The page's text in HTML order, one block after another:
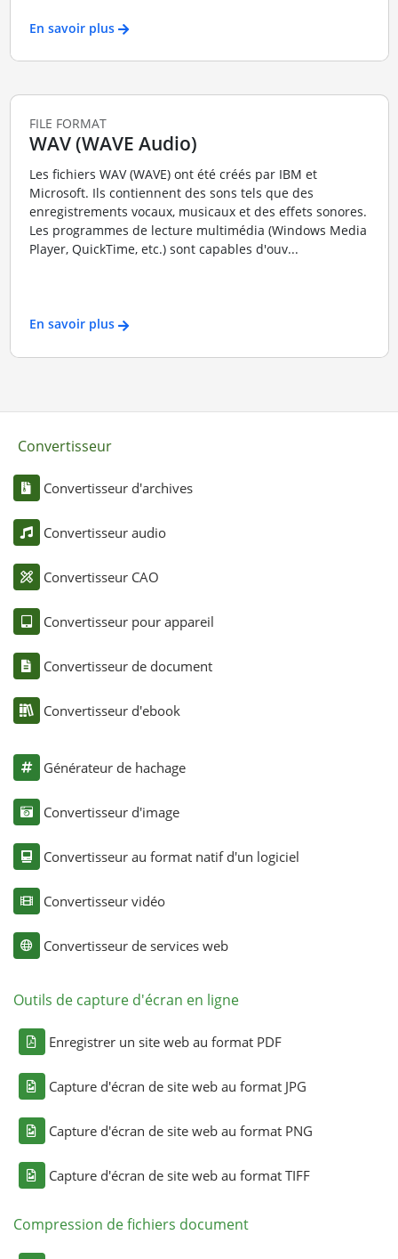
En savoir plus
FILE FORMAT
WAV (WAVE Audio)
Les fichiers WAV (WAVE) ont été créés par IBM et
Microsoft. Ils contiennent des sons tels que des
enregistrements vocaux, musicaux et des effets sonores.
Les programmes de lecture multimédia (Windows Media
Player, QuickTime, etc.) sont capables d'ouv...
En savoir plus
Convertisseur
Convertisseur d'archives
Convertisseur audio
Convertisseur CAO
Convertisseur pour appareil
Convertisseur de document
Convertisseur d'ebook
Générateur de hachage
Convertisseur d'image
Convertisseur au format natif d'un logiciel
Convertisseur vidéo
Convertisseur de services web
Outils de capture d'écran en ligne
Enregistrer un site web au format PDF
Capture d'écran de site web au format JPG
Capture d'écran de site web au format PNG
Capture d'écran de site web au format TIFF
Compression de fichiers document